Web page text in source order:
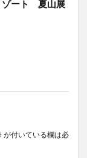
ゾート 夏山展
が付いている欄は必